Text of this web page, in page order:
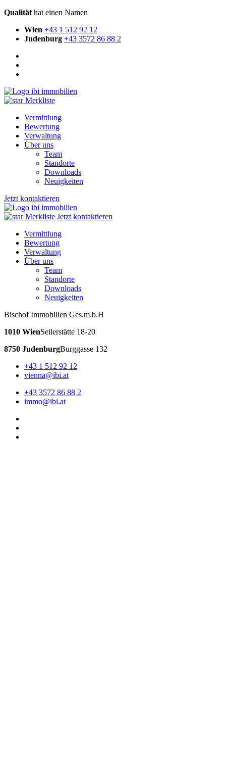
Qualität hat einen Namen
Wien +43 1 512 92 12
Judenburg +43 3572 86 88 2
Merkliste
Vermittlung
Bewertung
Verwaltung
Über uns
Team
Standorte
Downloads
Neuigkeiten
Jetzt kontaktieren
Merkliste Jetzt kontaktieren
Vermittlung
Bewertung
Verwaltung
Über uns
Team
Standorte
Downloads
Neuigkeiten
Bischof Immobilien Ges.m.b.H
1010 WienSeilerstätte 18-20
8750 JudenburgBurggasse 132
+43 1 512 92 12
vienna@ibi.at
+43 3572 86 88 2
immo@ibi.at